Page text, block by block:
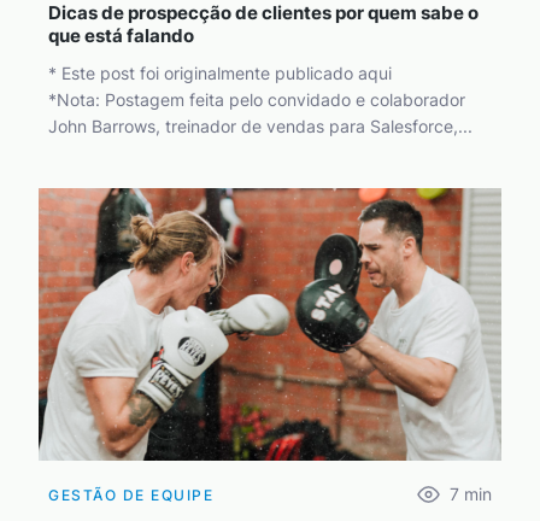
Dicas de prospecção de clientes por quem sabe o
que está falando
* Este post foi originalmente publicado aqui
*Nota: Postagem feita pelo convidado e colaborador
John Barrows, treinador de vendas para Salesforce,...
GESTÃO DE EQUIPE 7 min